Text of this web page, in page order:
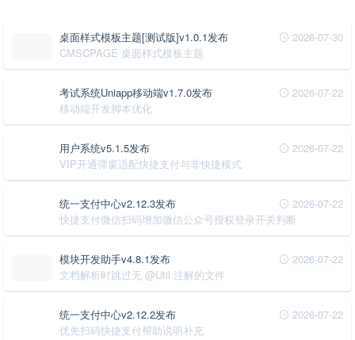
2026-07-30
桌面样式模板主题[测试版]v1.0.1发布
CMSCPAGE 桌面样式模板主题
2026-07-22
考试系统Uniapp移动端v1.7.0发布
移动端开发脚本优化
2026-07-22
用户系统v5.1.5发布
VIP开通弹窗适配快捷支付与非快捷模式
2026-07-22
统一支付中心v2.12.3发布
快捷支付微信扫码增加微信公众号授权登录开关判断
2026-07-22
模块开发助手v4.8.1发布
文档解析时跳过无 @Util 注解的文件
2026-07-22
统一支付中心v2.12.2发布
优先扫码快捷支付帮助说明补充